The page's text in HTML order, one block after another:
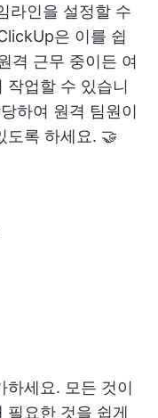
라인을 설정할 수
은 이를 쉽
격 근무 중이든 여
작업할 수 있습니
하여 원격 팀원이
도록 하세요. 🤝
하세요. 모든 것이
필요한 것을 쉽게